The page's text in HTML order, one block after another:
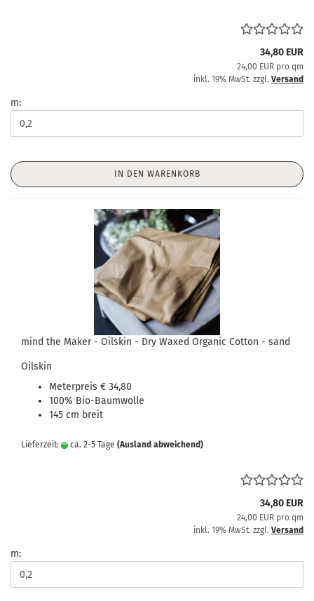
34,80 EUR
24,00 EUR pro qm
inkl. 19% MwSt. zzgl. Versand
m:
IN DEN WARENKORB
mind the Maker - Oilskin - Dry Waxed Organic Cotton - sand
Oilskin
Meterpreis € 34,80
100% Bio-Baumwolle
145 cm breit
Lieferzeit: ca. 2-5 Tage (Ausland abweichend)
34,80 EUR
24,00 EUR pro qm
inkl. 19% MwSt. zzgl. Versand
m: